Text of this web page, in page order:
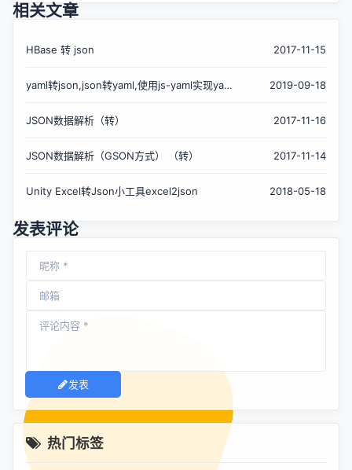
相关文章
HBase 转 json 2017-11-15
yaml转json,json转yaml,使用js-yaml实现yaml
2019-09-18
JSON数据解析（转） 2017-11-16
JSON数据解析（GSON方式） （转） 2017-11-14
Unity Excel转Json小工具excel2json 2018-05-18
发表评论
发表
热门标签